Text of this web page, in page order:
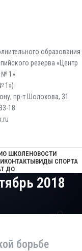
образования
резерва «Центр
№ 1»
1»)
пр-т Шолохова, 31
18
О ШКОЛЕНОВОСТИ
КОНТАКТЫВИДЫ СПОРТА
ДО
2018
борьбе